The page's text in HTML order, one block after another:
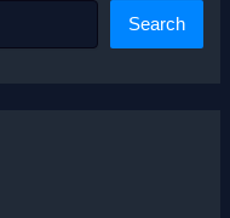
Search